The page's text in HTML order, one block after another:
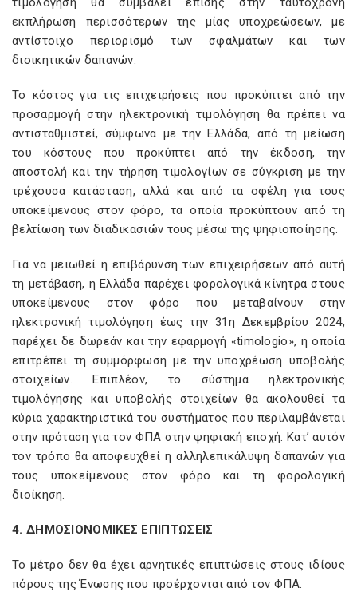
εκπλήρωση περισσότερων της μίας υποχρεώσεων, με
αντίστοιχο περιορισμό των σφαλμάτων και των
διοικητικών δαπανών.
Το κόστος για τις επιχειρήσεις που προκύπτει από την
προσαρμογή στην ηλεκτρονική τιμολόγηση θα πρέπει να
αντισταθμιστεί, σύμφωνα με την Ελλάδα, από τη μείωση
του κόστους που προκύπτει από την έκδοση, την
αποστολή και την τήρηση τιμολογίων σε σύγκριση με την
τρέχουσα κατάσταση, αλλά και από τα οφέλη για τους
υποκείμενους στον φόρο, τα οποία προκύπτουν από τη
βελτίωση των διαδικασιών τους μέσω της ψηφιοποίησης.
Για να μειωθεί η επιβάρυνση των επιχειρήσεων από αυτή
τη μετάβαση, η Ελλάδα παρέχει φορολογικά κίνητρα στους
υποκείμενους στον φόρο που μεταβαίνουν στην
ηλεκτρονική τιμολόγηση έως την 31η Δεκεμβρίου 2024,
παρέχει δε δωρεάν και την εφαρμογή «timologio», η οποία
επιτρέπει τη συμμόρφωση με την υποχρέωση υποβολής
στοιχείων. Επιπλέον, το σύστημα ηλεκτρονικής
τιμολόγησης και υποβολής στοιχείων θα ακολουθεί τα
κύρια χαρακτηριστικά του συστήματος που περιλαμβάνεται
στην πρόταση για τον ΦΠΑ στην ψηφιακή εποχή. Κατ’ αυτόν
τον τρόπο θα αποφευχθεί η αλληλεπικάλυψη δαπανών για
τους υποκείμενους στον φόρο και τη φορολογική
διοίκηση.
4. ΔΗΜΟΣΙΟΝΟΜΙΚΕΣ ΕΠΙΠΤΩΣΕΙΣ
Το μέτρο δεν θα έχει αρνητικές επιπτώσεις στους ιδίους
πόρους της Ένωσης που προέρχονται από τον ΦΠΑ.